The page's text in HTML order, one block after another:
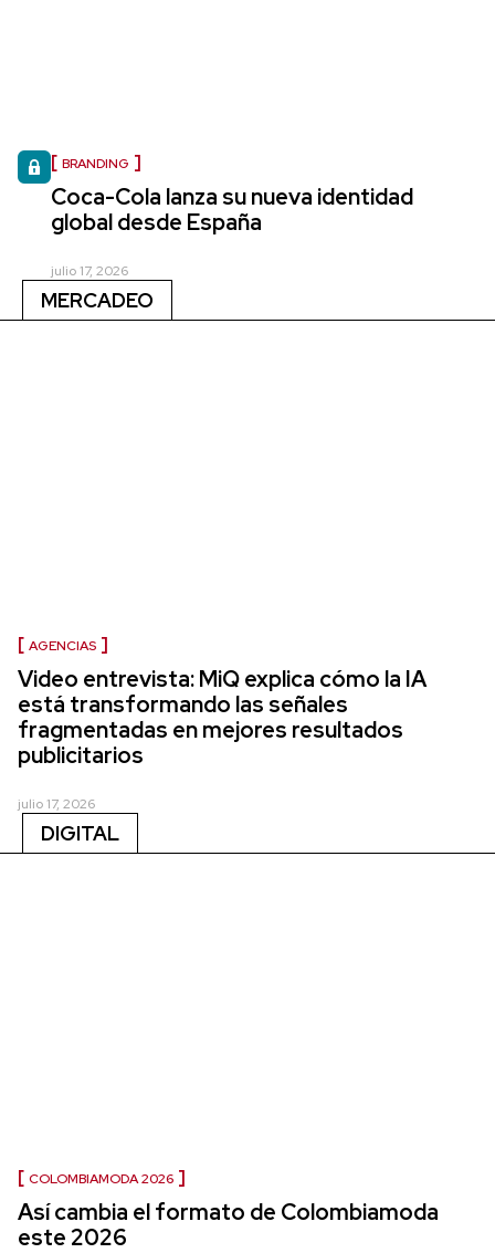
BRANDING
Coca-Cola lanza su nueva identidad
global desde España
julio 17, 2026
MERCADEO
AGENCIAS
Video entrevista: MiQ explica cómo la IA
está transformando las señales
fragmentadas en mejores resultados
publicitarios
julio 17, 2026
DIGITAL
COLOMBIAMODA 2026
Así cambia el formato de Colombiamoda
este 2026